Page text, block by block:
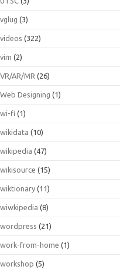
vglug (3)
videos (322)
vim (2)
VR/AR/MR (26)
Web Designing (1)
wi-fi (1)
wikidata (10)
wikipedia (47)
wikisource (15)
wiktionary (11)
wiwkipedia (8)
wordpress (21)
work-from-home (1)
workshop (5)